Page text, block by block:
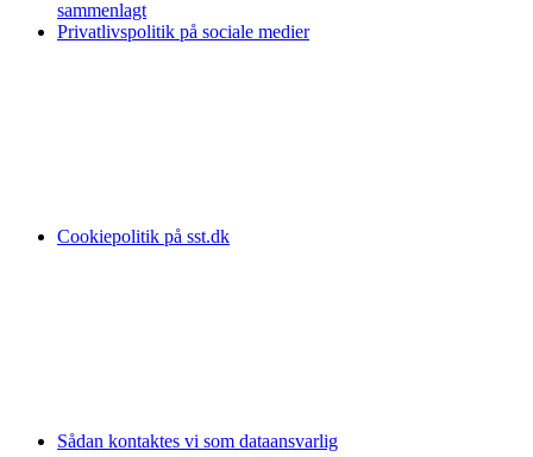
sammenlagt
Privatlivspolitik på sociale medier
Cookiepolitik på sst.dk
Sådan kontaktes vi som dataansvarlig